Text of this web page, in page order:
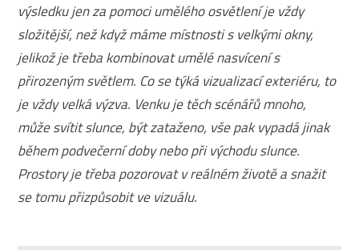
výsledku jen za pomoci umělého osvětlení je vždy
složitější, než když máme místnosti s velkými okny,
jelikož je třeba kombinovat umělé nasvícení s
přirozeným světlem. Co se týká vizualizací exteriéru, to
je vždy velká výzva. Venku je těch scénářů mnoho,
může svítit slunce, být zataženo, vše pak vypadá jinak
během podvečerní doby nebo při východu slunce.
Prostory je třeba pozorovat v reálném životě a snažit
se tomu přizpůsobit ve vizuálu.